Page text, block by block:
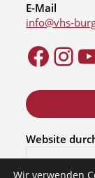
E-Mail
info@vhs-
Website
Wir verwenden